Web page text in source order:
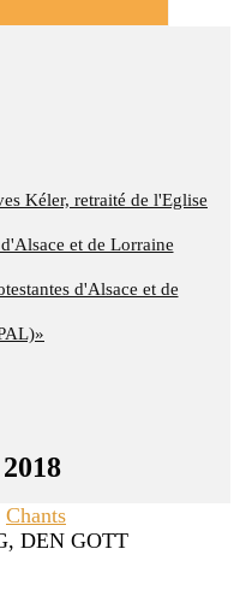
Kéler, retraité de l'Eglise
et de Lorraine
d'Alsace et de
Chants
DEN GOTT